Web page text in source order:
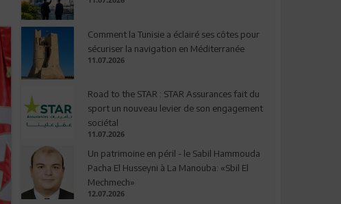
Comment la Tunisie a éclairé ses côtes pour
sécuriser la navigation en Méditerranée
11.07.2026
Road to the STAR : STAR Assurances fait du
sport un nouveau levier de son engagement
sociétal
11.07.2026
Un patrimoine en péril - le Sabil Hammouda
Pacha El Husseyni à La Manouba: «Sbil El
Mechmech»
12.07.2026